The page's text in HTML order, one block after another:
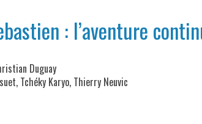
: l’aventure
Duguay
Tchéky Karyo, Thierry Neuvic